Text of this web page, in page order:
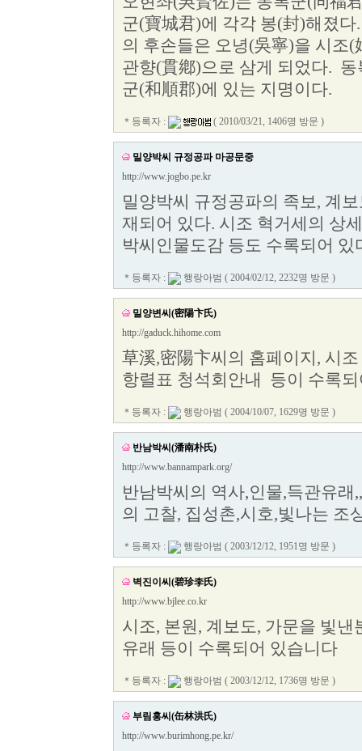
군(寶城君)에 각각 봉(封)해졌
의 후손들은 오녕(吳寧)을 시조
관향(貫鄕)으로 삼게 되었다.
군(和順郡)에 있는 지명이다.
＊등록자 : ( 2010/03/21, 1406명 방문 )
밀양박씨 규정공파 마공문중
http://www.jogbo.pe.kr
밀양박씨 규정공파의 족보, 계
재되어 있다. 시조 혁거세의 상
박씨인물도감 등도 수록되어 있
＊등록자 : 행랑아범 ( 2004/02/12, 2232명 방문 )
밀양변씨(密陽卞氏)
http://gaduck.hihome.com
草溪,密陽卞씨의 홈페이지, 시
항렬표 청석회안내 등이 수록
＊등록자 : 행랑아범 ( 2004/10/07, 1629명 방문 )
반남박씨(潘南朴氏)
http://www.bannampark.org/
반남박씨의 역사,인물,득관유
의 고찰, 집성촌,시호,빛나는 조
＊등록자 : 행랑아범 ( 2003/12/12, 1951명 방문 )
벽진이씨(碧珍李氏)
http://www.bjlee.co.kr
시조, 본원, 계보도, 가문을 빛
유래 등이 수록되어 있습니다
＊등록자 : 행랑아범 ( 2003/12/12, 1736명 방문 )
부림홍씨(缶林洪氏)
http://www.burimhong.pe.kr/